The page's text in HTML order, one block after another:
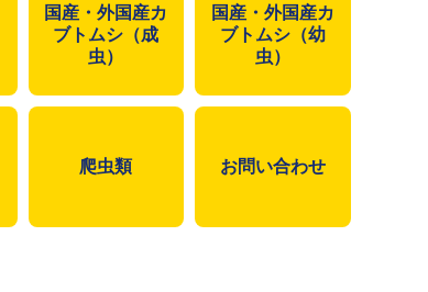
国産・外国産カ
ブトムシ（成
虫）
国産・外国産カ
ブトムシ（幼
虫）
爬虫類 お問い合わせ